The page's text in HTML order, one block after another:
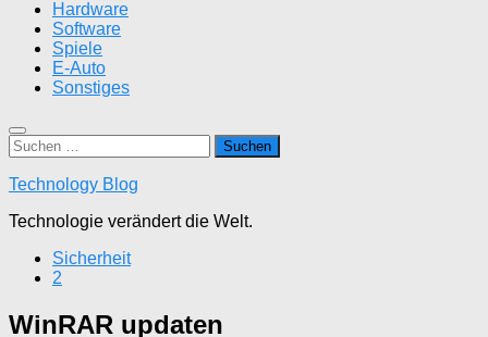
Hardware
Software
Spiele
E-Auto
Sonstiges
Suchen
nach:
Technology Blog
Technologie verändert die Welt.
Sicherheit
2
WinRAR updaten